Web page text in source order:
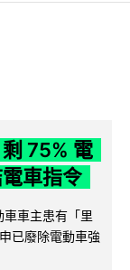
75% 電
車指令
車主患有「里
已廢除電動車強